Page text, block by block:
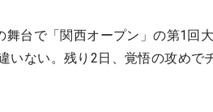
舞台で「関西オープン」の第1回
いない。残り2日、覚悟の攻めで